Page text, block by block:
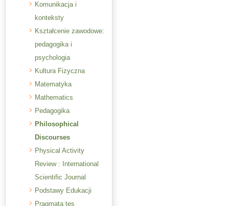
Komunikacja i
konteksty
Kształcenie zawodowe:
pedagogika i
psychologia
Kultura Fizyczna
Matematyka
Mathematics
Pedagogika
Philosophical
Discourses
Physical Activity
Review : International
Scientific Journal
Podstawy Edukacji
Pragmata tes